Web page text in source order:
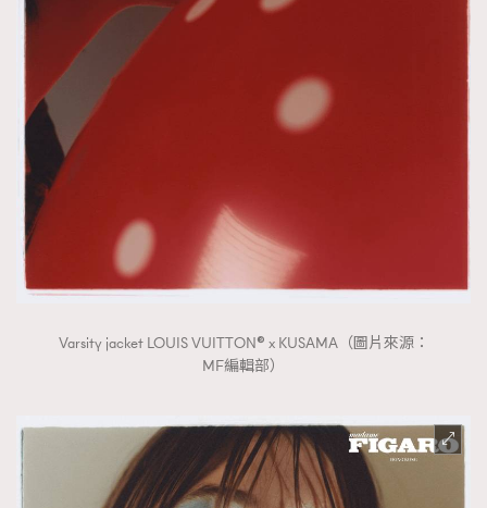
Varsity jacket LOUIS VUITTON® x KUSAMA（圖片來源：
MF編輯部）